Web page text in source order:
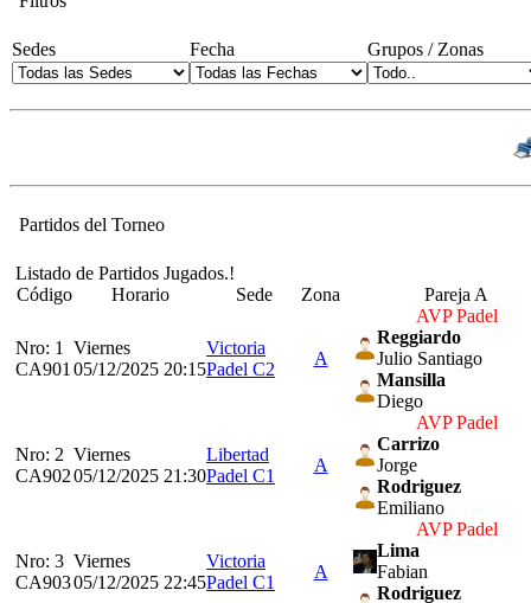
Sedes Fecha Grupos / Zonas
Partidos del Torneo
Listado de Partidos Jugados.!
Código
Horario Sede Zona Pareja A
Nro: 1
CA901
Viernes
05/12/2025 20:15
Victoria
Padel C2
A
AVP Padel
Reggiardo
Julio Santiago
Mansilla
Diego
Nro: 2
CA902
Viernes
05/12/2025 21:30
Libertad
Padel C1
A
AVP Padel
Carrizo
Jorge
Rodriguez
Emiliano
Nro: 3
CA903
Viernes
05/12/2025 22:45
Victoria
Padel C1
A
AVP Padel
Lima
Fabian
Rodriguez